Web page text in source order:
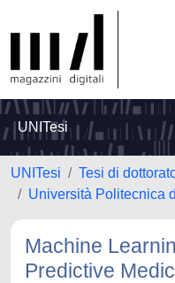
UNITesi
UNITesi
Tesi di
Università Politecnica
Machine
Predictive